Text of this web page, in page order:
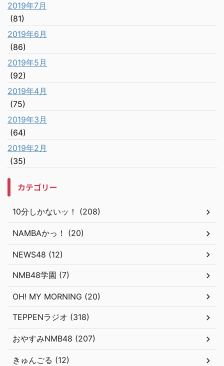
2019年7月
(81)
2019年6月
(86)
2019年5月
(92)
2019年4月
(75)
2019年3月
(64)
2019年2月
(35)
カテゴリー
10分しかないッ！ (208)
NAMBAかっ！ (20)
NEWS48 (12)
NMB48学園 (7)
OH! MY MORNING (20)
TEPPENラジオ (318)
おやすみNMB48 (207)
きゅんごる (12)